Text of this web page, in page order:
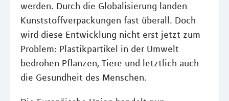
werden. Durch die Globalisierung landen
Kunststoffverpackungen fast überall. Doch
wird diese Entwicklung nicht erst jetzt zum
Problem: Plastikpartikel in der Umwelt
bedrohen Pflanzen, Tiere und letztlich auch
die Gesundheit des Menschen.